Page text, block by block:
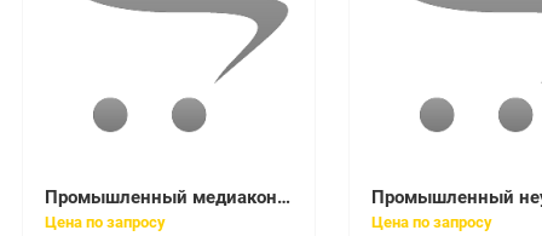
Промышленный медиаконвертер, 1 порт 100Fx, 2 порта 10/100Tx, DC48V (36~72V) IPS
Цена по запросу Цена по запросу